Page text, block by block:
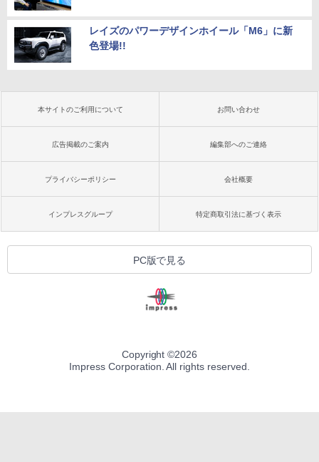
レイズのパワーデザインホイール「M6」に新
色登場!!
本サイトのご利用について お問い合わせ
広告掲載のご案内 編集部へのご連絡
プライバシーポリシー 会社概要
インプレスグループ 特定商取引法に基づく表示
PC版で見る
Copyright ©2026
Impress Corporation. All rights reserved.